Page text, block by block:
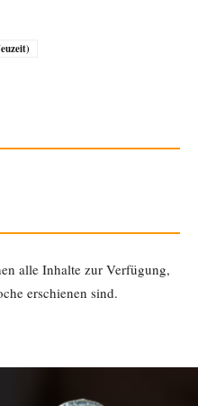
alle Inhalte zur Verfügung,
erschienen sind.